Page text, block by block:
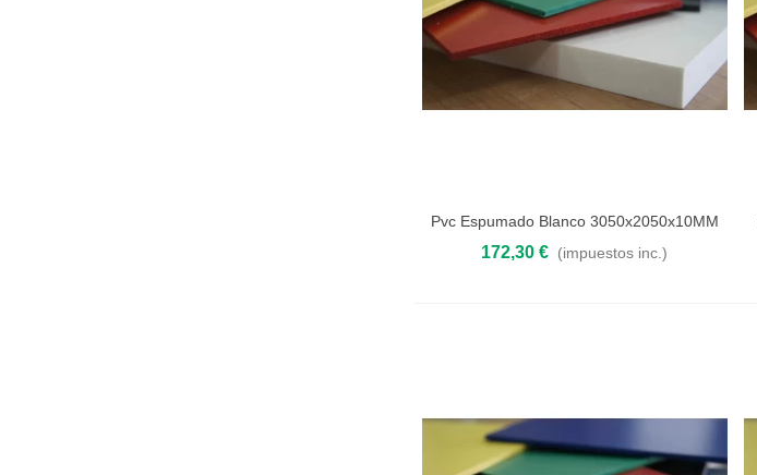
Añadir al carrito
Pvc Espumado Blanco 3050x2050x10MM
172,30 € (impuestos inc.)